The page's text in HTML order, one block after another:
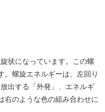
状になっています。この螺
。螺旋エネルギーは、左回り
出する「外発」、エネルギ
右のような色の組み合わせに